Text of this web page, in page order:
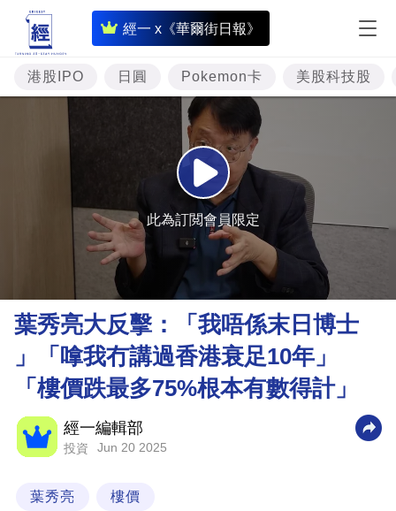
經一 x《華爾街日報》
即
時
財
經
資
樓
市
理
財
商
業
科
技
場
港股IPO 日圓 Pokemon卡 美股科技股
此為訂閲會員限定
葉秀亮大反擊：「我唔係末日博士
」「嗱我冇講過香港衰足10年」
「樓價跌最多75%根本有數得計」
經一編輯部
投資 Jun 20 2025
葉秀亮 樓價